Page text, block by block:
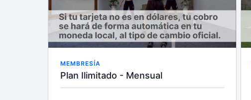
MEMBRESÍA
Plan Ilimitado - Mensual